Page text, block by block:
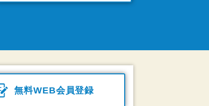
無料WEB会員登録